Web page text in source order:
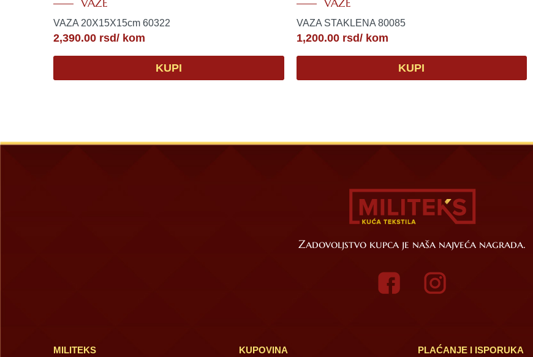
VAZA 20X15X15cm 60322
2,390.00 rsd/ kom
KUPI
VAZA STAKLENA 80085
1,200.00rsd/ kom
KUPI
Zadovoljstvo kupca je naša najveća nagrada.
MILITEKS KUPOVINA PLAĆANJE I ISPORUKA